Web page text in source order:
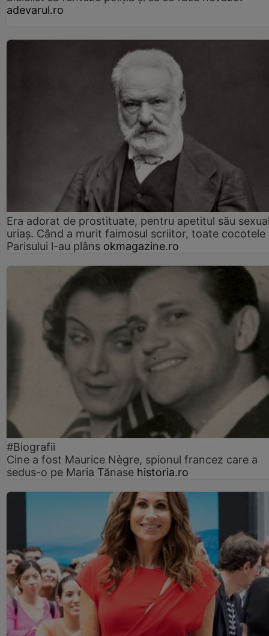
adevarul.ro
Era adorat de prostituate, pentru apetitul său
uriaș. Când a murit faimosul scriitor, toate cocotele
Parisului l-au plâns okmagazine.ro
#Biografii
Cine a fost Maurice Nègre, spionul francez care a
sedus-o pe Maria Tănase historia.ro